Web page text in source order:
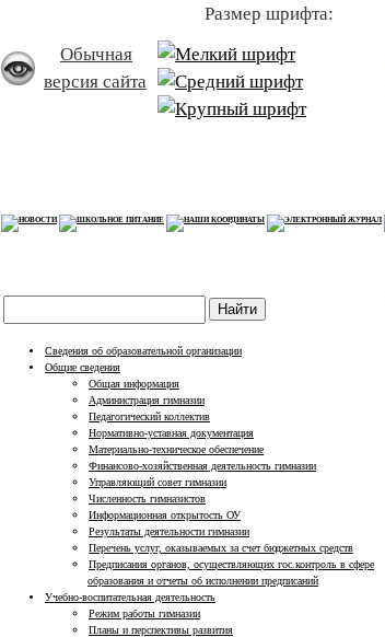
Обычная
версия сайта
Размер шрифта:
Сведения об образовательной организации
Общие сведения
Общая информация
Администрация гимназии
Педагогический коллектив
Нормативно-уставная документация
Материально-техническое обеспечение
Финансово-хозяйственная деятельность гимназии
Управляющий совет гимназии
Численность гимназистов
Информационная открытость ОУ
Результаты деятельности гимназии
Перечень услуг, оказываемых за счет бюджетных средств
Предписания органов, осуществляющих гос.контроль в сфере
образования и отчеты об исполнении предписаний
Учебно-воспитательная деятельность
Режим работы гимназии
Планы и перспективы развития